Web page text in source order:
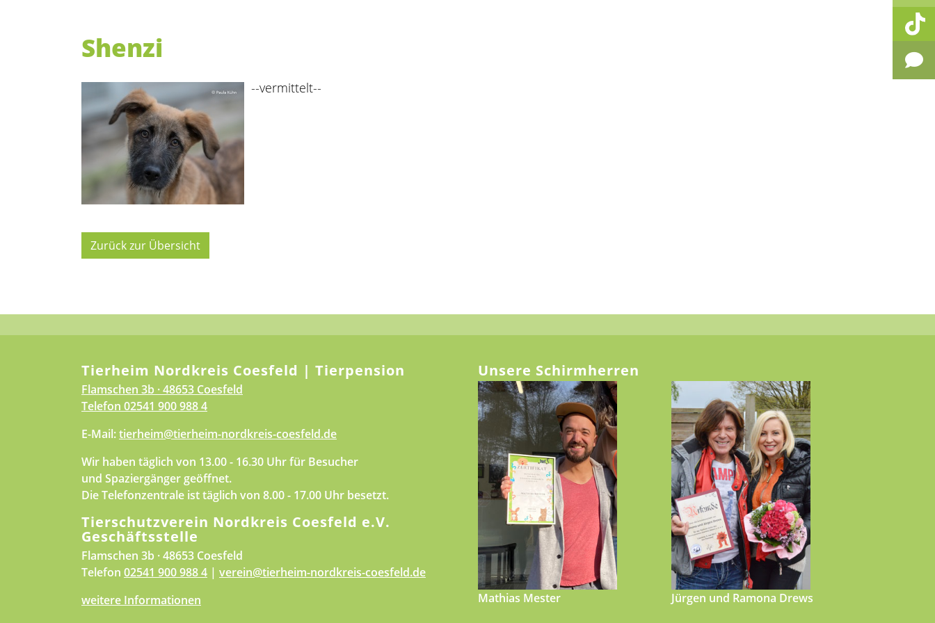
Shenzi
--vermittelt--
Zurück zur Übersicht
Tierheim Nordkreis Coesfeld | Tierpension
Flamschen 3b · 48653 Coesfeld
Telefon 02541 900 988 4
E-Mail:tierheim@tierheim-nordkreis-coesfeld.de
Wir haben täglich von 13.00 - 16.30 Uhr für Besucher
und Spaziergänger geöffnet.
Die Telefonzentrale ist täglich von 8.00 - 17.00 Uhr besetzt.
Tierschutzverein Nordkreis Coesfeld e.V.
Geschäftsstelle
Flamschen 3b · 48653 Coesfeld
Telefon 02541 900 988 4 | verein@tierheim-nordkreis-coesfeld.de
weitere Informationen
Unsere Schirmherren
Mathias Mester Jürgen und Ramona Drews